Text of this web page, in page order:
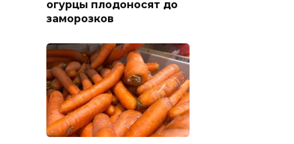
огурцы плодоносят до
заморозков